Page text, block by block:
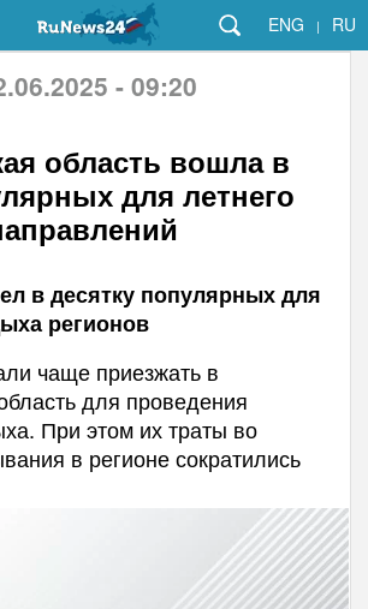
ENG | RU
- 09:20
область вошла в
для летнего
в десятку популярных для
регионов
чаще приезжать в
для проведения
При этом их траты во
в регионе сократились